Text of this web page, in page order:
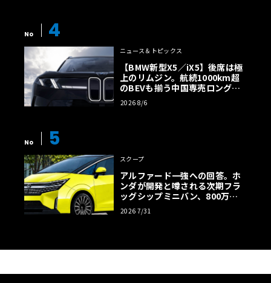
No 4
ニュース＆トピックス
【BMW新型X5／iX5】後席は極
上のリムジン。航続1000km超
のBEVも揃う中国専売ロング仕
様の全貌
2026 8/6
No 5
スクープ
アルファード一強への回答。ホ
ンダが開発と噂される次期フラ
ッグシップミニバン、800万円
超の勝算【予想CG】
2026 7/31